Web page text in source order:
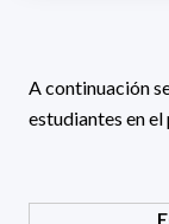
A continuación
estudiantes en